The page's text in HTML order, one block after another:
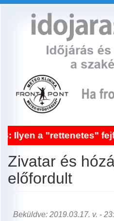
fejfájás! És
Zivatar és
előfordult
Beküldve: 2019.03.17. v. -